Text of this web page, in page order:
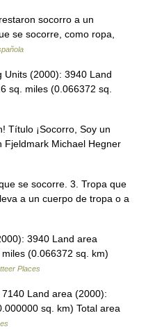
socorro a un
se socorre, como ropa,
(2000): 3940 Land
sq. miles (0.066372 sq.
Título ¡Socorro, Soy un
Fjeldmark Michael Hegner
se socorre. 3. Tropa que
a un cuerpo de tropa o a
3940 Land area
(0.066372 sq. km)
Places
Land area (2000):
sq. km) Total area